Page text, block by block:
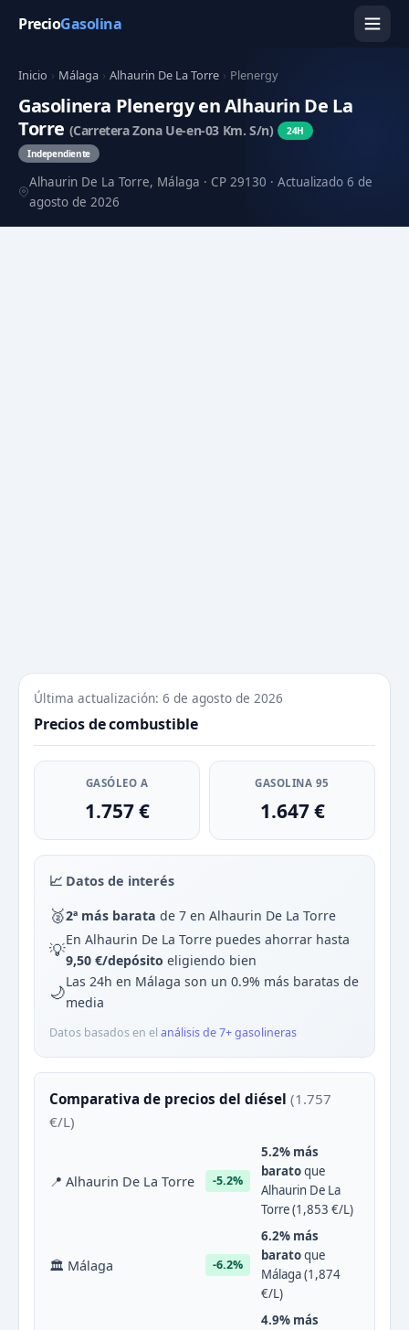
PrecioGasolina
Inicio › Málaga › Alhaurin De La Torre › Plenergy
Gasolinera Plenergy en Alhaurin De La
Torre (Carretera Zona Ue-en-03 Km. S/n)
24H
Independiente
Alhaurin De La Torre, Málaga · CP 29130 · Actualizado 6 de
agosto de 2026
Última actualización: 6 de agosto de 2026
Precios de combustible
GASÓLEO A
1.757 €
GASOLINA 95
1.647 €
📈 Datos de interés
🥈2ª más barata de 7 en Alhaurin De La Torre
💡En Alhaurin De La Torre puedes ahorrar hasta
9,50 €/depósito eligiendo bien
🌙Las 24h en Málaga son un 0.9% más baratas de
media
Datos basados en el análisis de 7+ gasolineras
Comparativa de precios del diésel (1.757
€/L)
📍 Alhaurin De La Torre -5.2%
5.2% más
baratoque
Alhaurin De La
Torre (1,853 €/L)
🏛 Málaga -6.2%
6.2% más
baratoque
Málaga (1,874
€/L)
4.9% más